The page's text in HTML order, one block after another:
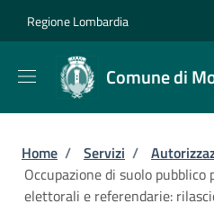
Regione Lombardia
Comune di
Briciole di pane
Home / Servizi /
Occupazione di suolo
elettorali e referendarie: